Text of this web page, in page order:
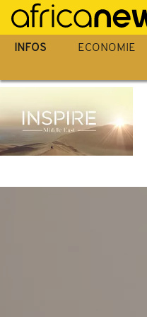
Passer
au
contenu
INFOS ECONOMIE